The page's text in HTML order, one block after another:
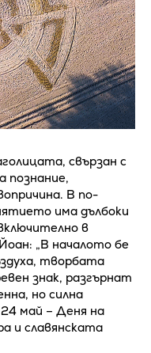
свързан с
познание,
В по-
има дълбоки
в
„В началото бе
творбата
знак, разгърнат
но силна
май – Деня на
и славянската